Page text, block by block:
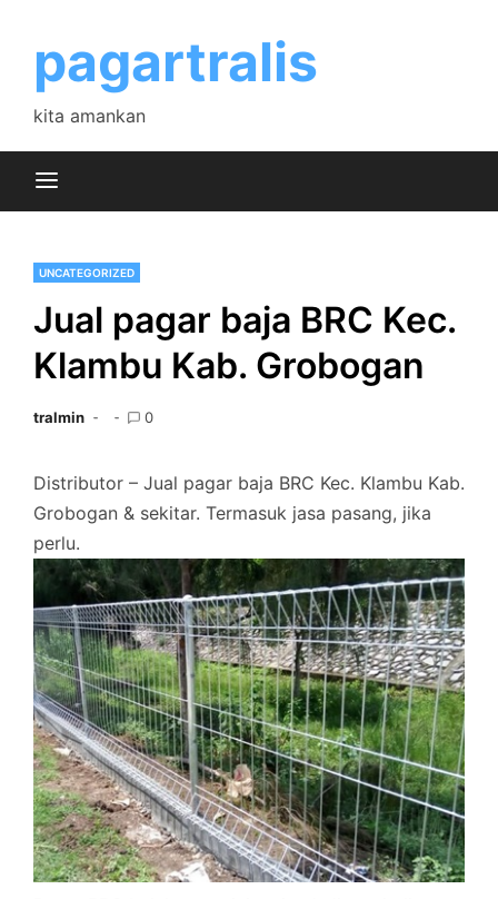
contentpagartralis
kita amankan
UNCATEGORIZED
Jual pagar baja BRC Kec.
Klambu Kab. Grobogan
tralmin 0
Distributor – Jual pagar baja BRC Kec. Klambu Kab.
Grobogan & sekitar. Termasuk jasa pasang, jika
perlu.